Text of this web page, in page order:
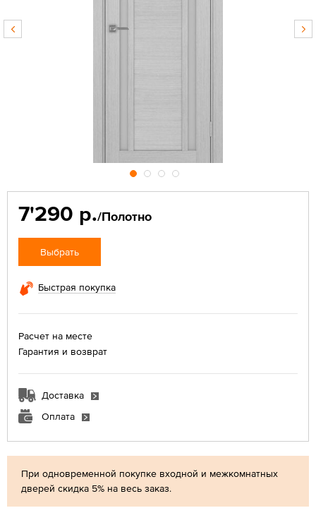
При одновременной покупке входной и межкомнатных
дверей скидка 5% на весь заказ.
7'290 р./Полотно
Выбрать
Быстрая покупка
Расчет на месте
Гарантия и возврат
Доставка
Оплата